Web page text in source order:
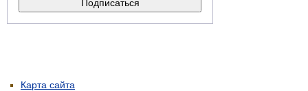
Карта сайта